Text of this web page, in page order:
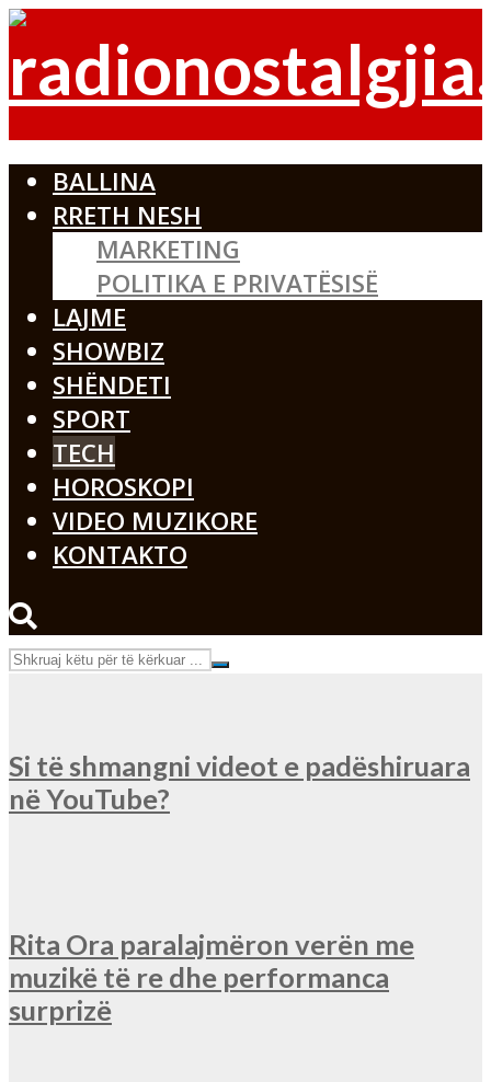
BALLINA
RRETH NESH
MARKETING
POLITIKA E PRIVATËSISË
LAJME
SHOWBIZ
SHËNDETI
SPORT
TECH
HOROSKOPI
VIDEO MUZIKORE
KONTAKTO
Si të shmangni videot e padëshiruara
në YouTube?
Rita Ora paralajmëron verën me
muzikë të re dhe performanca
surprizë